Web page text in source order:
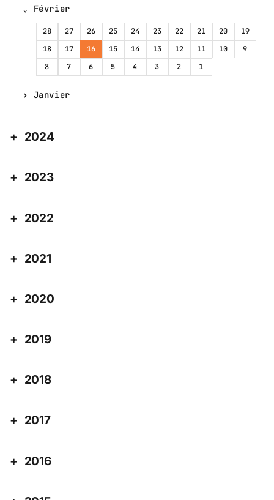
Février
28 27 26 25 24 23 22 21 20
19
18
17 16 15 14 13 12 11 10
9
8
7 6 5 4 3 2 1
Janvier
2024
2023
2022
2021
2020
2019
2018
2017
2016